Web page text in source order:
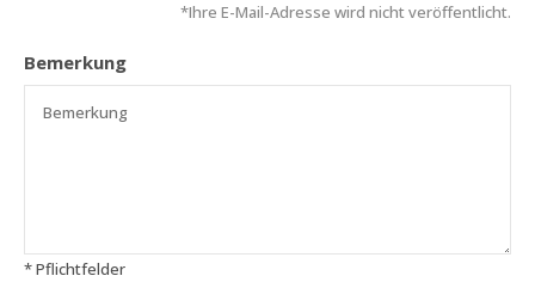
*Ihre E-Mail-Adresse wird nicht veröffentlicht.
Bemerkung
* Pflichtfelder